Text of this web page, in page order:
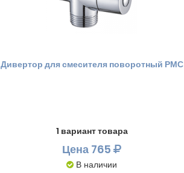
Дивертор для смесителя поворотный РМС
1 вариант товара
Цена 765
В наличии